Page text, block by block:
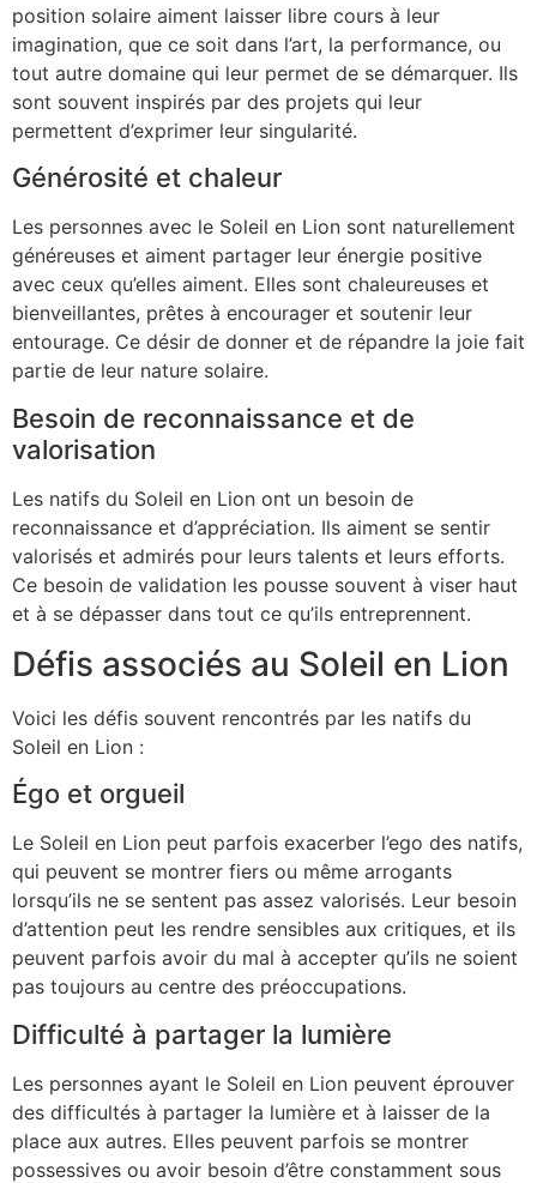
position solaire aiment laisser libre cours à leur
imagination, que ce soit dans l’art, la performance, ou
tout autre domaine qui leur permet de se démarquer. Ils
sont souvent inspirés par des projets qui leur
permettent d’exprimer leur singularité.
Générosité et chaleur
Les personnes avec le Soleil en Lion sont naturellement
généreuses et aiment partager leur énergie positive
avec ceux qu’elles aiment. Elles sont chaleureuses et
bienveillantes, prêtes à encourager et soutenir leur
entourage. Ce désir de donner et de répandre la joie fait
partie de leur nature solaire.
Besoin de reconnaissance et de
valorisation
Les natifs du Soleil en Lion ont un besoin de
reconnaissance et d’appréciation. Ils aiment se sentir
valorisés et admirés pour leurs talents et leurs efforts.
Ce besoin de validation les pousse souvent à viser haut
et à se dépasser dans tout ce qu’ils entreprennent.
Défis associés au Soleil en Lion
Voici les défis souvent rencontrés par les natifs du
Soleil en Lion :
Égo et orgueil
Le Soleil en Lion peut parfois exacerber l’ego des natifs,
qui peuvent se montrer fiers ou même arrogants
lorsqu’ils ne se sentent pas assez valorisés. Leur besoin
d’attention peut les rendre sensibles aux critiques, et ils
peuvent parfois avoir du mal à accepter qu’ils ne soient
pas toujours au centre des préoccupations.
Difficulté à partager la lumière
Les personnes ayant le Soleil en Lion peuvent éprouver
des difficultés à partager la lumière et à laisser de la
place aux autres. Elles peuvent parfois se montrer
possessives ou avoir besoin d’être constamment sous